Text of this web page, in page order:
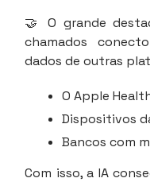
🤝 O grande
chamados
dados de outras
O Apple
Dispositivos
Bancos com
Com isso, a IA